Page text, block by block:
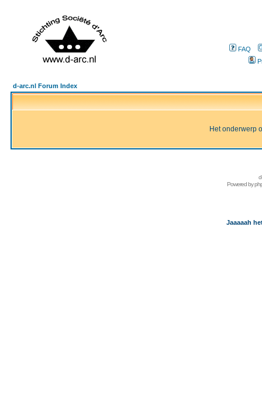
FAQ
d-arc.nl Forum Index
Het onderwerp
Powered by
Jaaaaah